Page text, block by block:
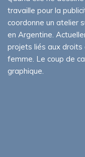
travaille pour la
coordonne un atelier
en Argentine.
projets liés aux droits
femme. Le coup de
graphique.